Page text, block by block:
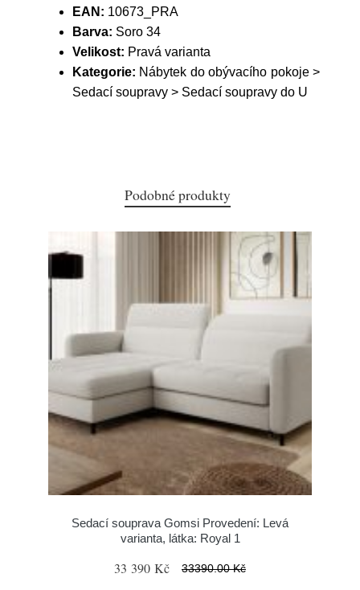
EAN: 10673_PRA
Barva: Soro 34
Velikost: Pravá varianta
Kategorie: Nábytek do obývacího pokoje >
Sedací soupravy > Sedací soupravy do U
Podobné produkty
Sedací souprava Gomsi Provedení: Levá
varianta, látka: Royal 1
33 390 Kč 33390.00 Kč